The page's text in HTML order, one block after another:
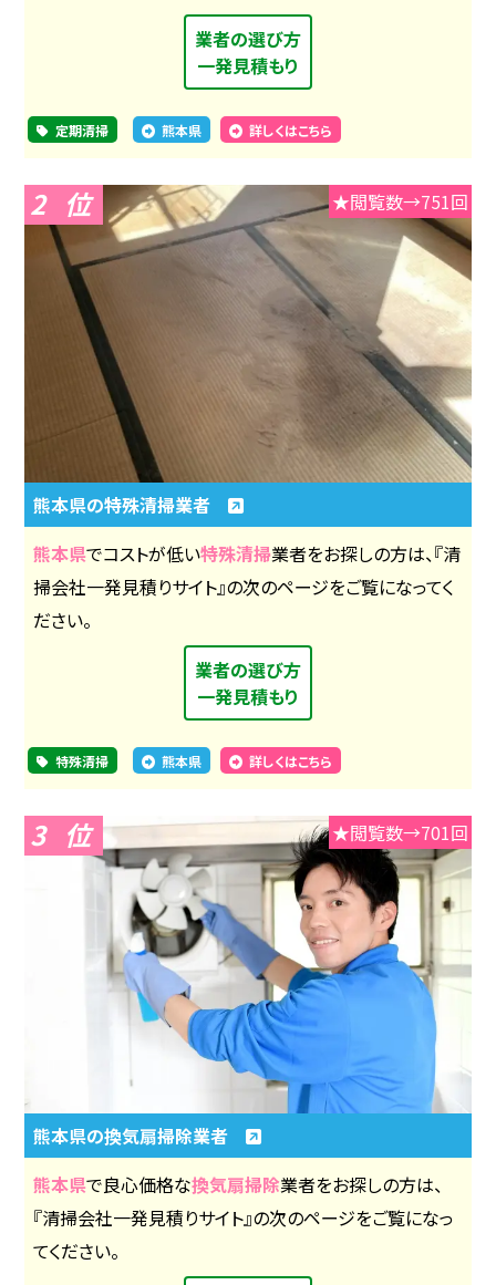
業者の選び方
一発見積もり
定期清掃 熊本県 詳しくはこちら
2 ★閲覧数→751回
熊本県の特殊清掃業者
熊本県でコストが低い特殊清掃業者をお探しの方は、『清
掃会社一発見積りサイト』の次のページをご覧になってく
ださい。
業者の選び方
一発見積もり
特殊清掃 熊本県 詳しくはこちら
3 ★閲覧数→701回
熊本県の換気扇掃除業者
熊本県で良心価格な換気扇掃除業者をお探しの方は、
『清掃会社一発見積りサイト』の次のページをご覧になっ
てください。